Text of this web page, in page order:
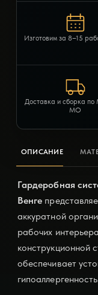
Изготовим за 8–15
Доставка и сборка по
МО
ОПИСАНИЕ
Гардеробная
Венге
аккуратной
рабочих
конструкционной
обеспечивает